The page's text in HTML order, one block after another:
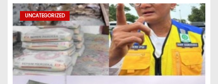
UNCATEGORIZED